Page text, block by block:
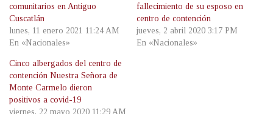
comunitarios en Antiguo
Cuscatlán
lunes, 11 enero 2021 11:24 AM
En «Nacionales»
fallecimiento de su esposo en
centro de contención
jueves, 2 abril 2020 3:17 PM
En «Nacionales»
Cinco albergados del centro de
contención Nuestra Señora de
Monte Carmelo dieron
positivos a covid-19
viernes, 22 mayo 2020 11:29 AM